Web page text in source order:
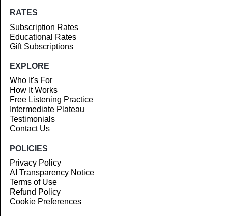
RATES
Subscription Rates
Educational Rates
Gift Subscriptions
EXPLORE
Who It's For
How It Works
Free Listening Practice
Intermediate Plateau
Testimonials
Contact Us
POLICIES
Privacy Policy
AI Transparency Notice
Terms of Use
Refund Policy
Cookie Preferences